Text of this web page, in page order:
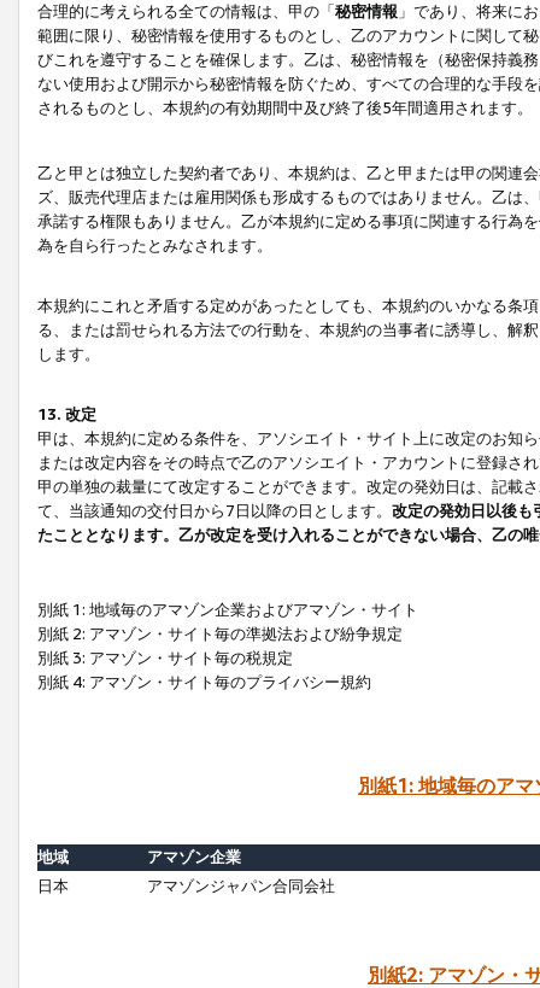
合理的に考えられる全ての情報は、甲の「秘密情報 」であり、将来に
範囲に限り、秘密情報を使用するものとし、乙のアカウントに関して
びこれを遵守することを確保します。乙は、秘密情報を（秘密保持義
ない使用および開示から秘密情報を防ぐため、すべての合理的な手段
されるものとし、本規約の有効期間中及び終了後5年間適用されます。
乙と甲とは独立した契約者であり、本規約は、乙と甲または甲の関連
ズ、販売代理店または雇用関係も形成するものではありません。乙は
承諾する権限もありません。乙が本規約に定める事項に関連する行為
為を自ら行ったとみなされます。
本規約にこれと矛盾する定めがあったとしても、本規約のいかなる条
る、または罰せられる方法での行動を、本規約の当事者に誘導し、解
します。
13. 改定
甲は、本規約に定める条件を、アソシエイト・サイト上に改定のお知
または改定内容をその時点で乙のアソシエイト・アカウントに登録さ
甲の単独の裁量にて改定することができます。改定の発効日は、記載
て、当該通知の交付日から7日以降の日とします。 改定の発効日以後も
たこととなります。乙が改定を受け入れることができない場合、乙の
別紙 1: 地域毎のアマゾン企業およびアマゾン・サイト
別紙 2: アマゾン・サイト毎の準拠法および紛争規定
別紙 3: アマゾン・サイト毎の税規定
別紙 4: アマゾン・サイト毎のプライバシー規約
別紙1: 地域毎のア
地域
アマゾン企業
日本
アマゾンジャパン合同会社
別紙2: アマゾン・